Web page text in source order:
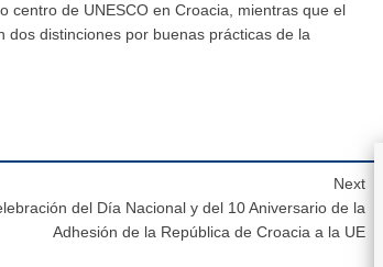
centro de UNESCO en Croacia, mientras que el
dos distinciones por buenas prácticas de la
Next
del Día Nacional y del 10 Aniversario de la
Adhesión de la República de Croacia a la UE